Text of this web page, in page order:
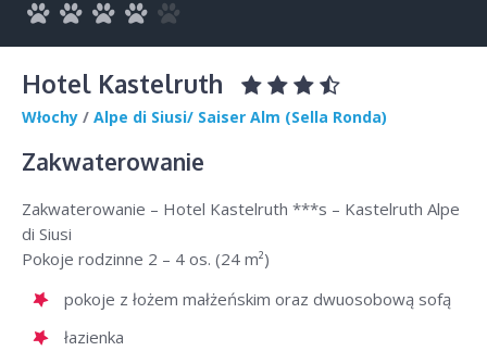
Hotel Kastelruth
Włochy / Alpe di Siusi/ Saiser Alm (Sella Ronda)
Zakwaterowanie
Zakwaterowanie – Hotel Kastelruth ***s – Kastelruth Alpe
di Siusi
Pokoje rodzinne 2 – 4 os. (24 m²)
pokoje z łożem małżeńskim oraz dwuosobową sofą
łazienka